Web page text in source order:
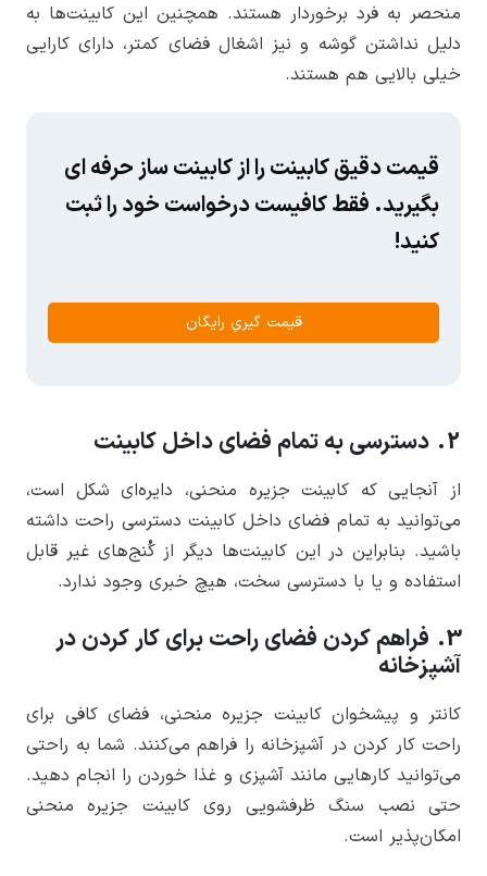
منحصر به فرد برخوردار هستند. همچنین این کابینت‌ها به
دلیل نداشتن گوشه و نیز اشغال فضای کمتر، دارای کارایی
خیلی بالایی هم هستند.
قیمت دقیق کابینت را از کابینت ساز حرفه ای
بگیرید. فقط کافیست درخواست خود را ثبت
کنید!
قیمت گیریِ رایگان
2. دسترسی به تمام فضای داخل کابینت
از آنجایی که کابینت جزیره منحنی، دایره‌ای شکل است،
می‌توانید به تمام فضای داخل کابینت دسترسی راحت داشته
باشید. بنابراین در این کابینت‌ها دیگر از کُنج‌های غیر قابل
استفاده و یا با دسترسی سخت، هیچ خبری وجود ندارد.
3. فراهم کردن فضای راحت برای کار کردن در
آشپزخانه
کانتر و پیشخوان کابینت جزیره منحنی، فضای کافی برای
راحت کار کردن در آشپزخانه را فراهم می‌کنند. شما به راحتی
می‌توانید کارهایی مانند آشپزی و غذا خوردن را انجام دهید.
حتی نصب سنگ ظرفشویی روی کابینت جزیره منحنی
امکان‌پذیر است.